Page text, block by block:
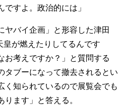
すよ。政治的には」
バイ企画」と形容した津田
が燃えたりしてるんです
お考えですか？」と質問する
タブーになって撤去されるとい
く知られているので展覧会でも
ます」と答える。